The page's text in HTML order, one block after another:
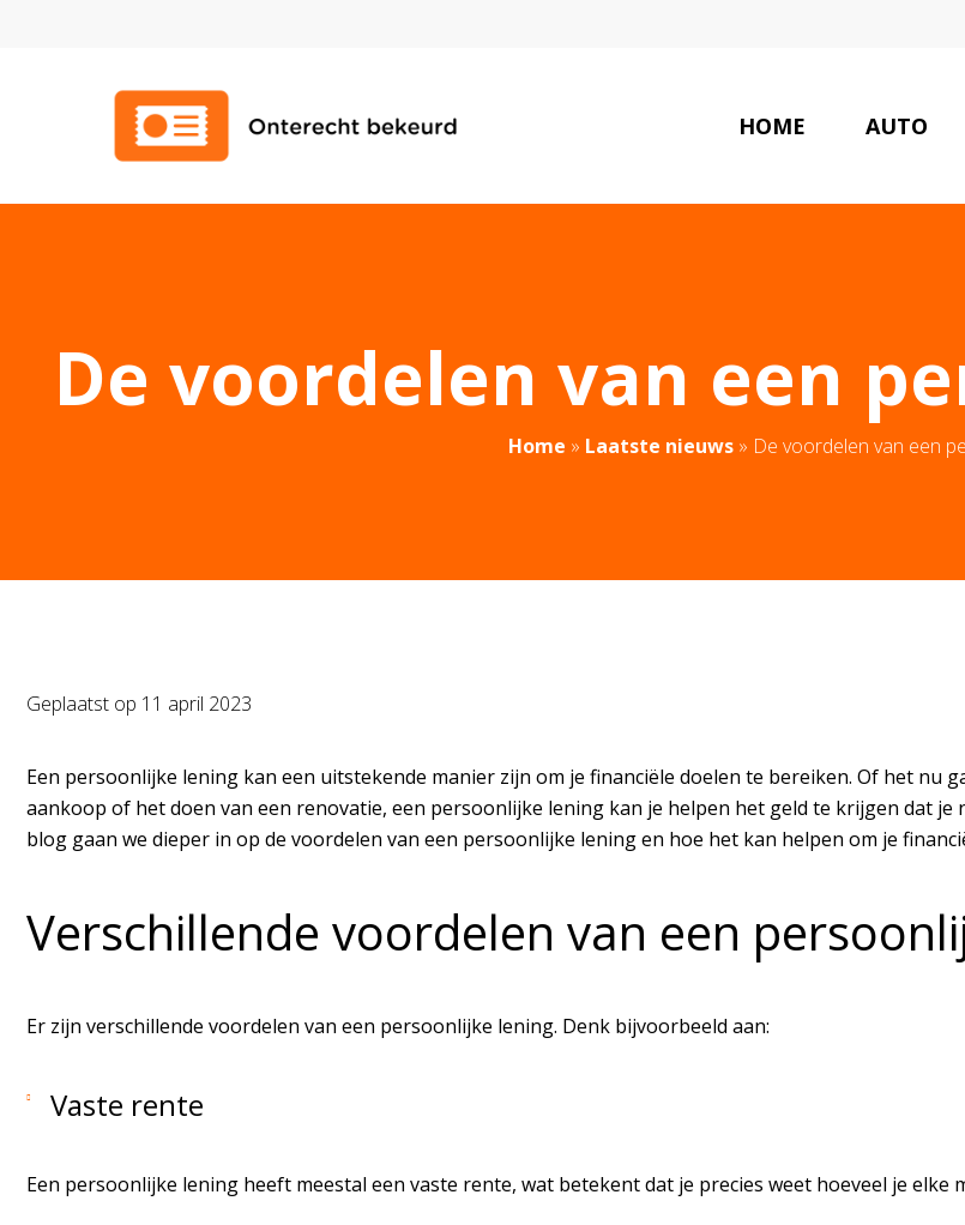
HOME AUTO
De voordelen van een
Home » Laatste nieuws » De voordelen van een
Geplaatst op 11 april 2023
Een persoonlijke lening kan een uitstekende manier zijn om je financiële doelen te bereiken. Of het nu
aankoop of het doen van een renovatie, een persoonlijke lening kan je helpen het geld te krijgen dat
blog gaan we dieper in op de voordelen van een persoonlijke lening en hoe het kan helpen om je
Verschillende voordelen van een
Er zijn verschillende voordelen van een persoonlijke lening. Denk bijvoorbeeld aan:
Vaste rente
Een persoonlijke lening heeft meestal een vaste rente, wat betekent dat je precies weet hoeveel je